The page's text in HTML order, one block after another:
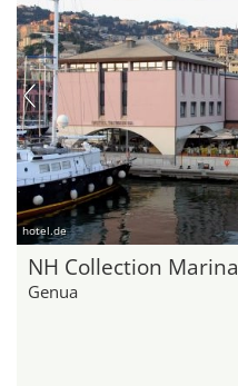
hotel.de
NH Collection Marina
Genua